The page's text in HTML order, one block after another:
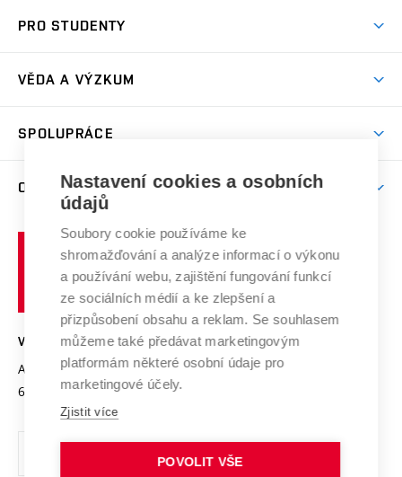
Koleje
Sport na VUT
Dny otevřených dveří
Celoživotní vzdělávání
E-přihláška
PRO STUDENTY
Harmonogram akademického roku
Závěrečné práce
Doktorské studium
Zpracování osobních údajů studentů
Sociální bezpečí
Studium bez bariér
Podpora podnikání
VĚDA A VÝZKUM
Mezinárodní vědecká rada
Systém zajišťování kvality výzkumu
Výzkumné infrastruktury
Transfer znalostí
Open Science
Projekty
Projekty ze strukturálních fondů
Specifický výzkum
SPOLUPRÁCE
Firemní spolupráce
Zahraniční spolupráce
Spolupráce se školami
Mezinárodní dohody
Univerzitní sítě
O UNIVERZITĚ
Profil univerzity
Udržitelná univerzita
Podnikavá univerzita / ContriBUTe
Bezpečná univerzita
Vyznamenání
Organizační struktura
Ochrana osobních údajů
učení
technické
Brně
VYSOKÉ UČENÍ TECHNICKÉ V BRNĚ
Antonínská 548/1
602 00 Brno
www.vut.cz
vut@vutbr.cz
Nastavení cookies a osobních
údajů
Soubory cookie používáme ke
shromažďování a analýze informací o výkonu
a používání webu, zajištění fungování funkcí
ze sociálních médií a ke zlepšení a
přizpůsobení obsahu a reklam. Se souhlasem
můžeme také předávat marketingovým
platformám některé osobní údaje pro
marketingové účely.
Zjistit více
POVOLIT VŠE